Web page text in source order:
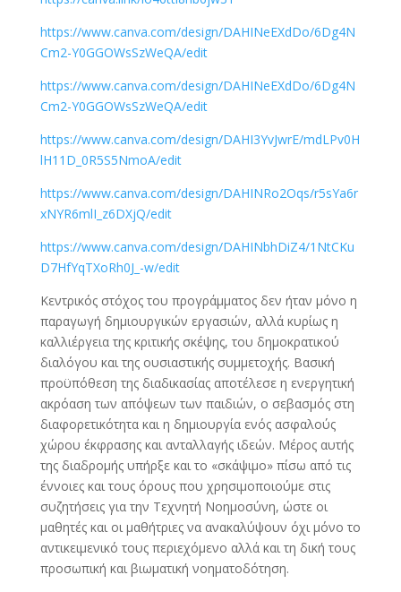
https://www.canva.com/design/DAHINeEXdDo/6Dg4N
Cm2-Y0GGOWsSzWeQA/edit
https://www.canva.com/design/DAHINeEXdDo/6Dg4N
Cm2-Y0GGOWsSzWeQA/edit
https://www.canva.com/design/DAHI3YvJwrE/mdLPv0H
lH11D_0R5S5NmoA/edit
https://www.canva.com/design/DAHINRo2Oqs/r5sYa6r
xNYR6mlI_z6DXjQ/edit
https://www.canva.com/design/DAHINbhDiZ4/1NtCKu
D7HfYqTXoRh0J_-w/edit
Κεντρικός στόχος του προγράμματος δεν ήταν μόνο η
παραγωγή δημιουργικών εργασιών, αλλά κυρίως η
καλλιέργεια της κριτικής σκέψης, του δημοκρατικού
διαλόγου και της ουσιαστικής συμμετοχής. Βασική
προϋπόθεση της διαδικασίας αποτέλεσε η ενεργητική
ακρόαση των απόψεων των παιδιών, ο σεβασμός στη
διαφορετικότητα και η δημιουργία ενός ασφαλούς
χώρου έκφρασης και ανταλλαγής ιδεών. Μέρος αυτής
της διαδρομής υπήρξε και το «σκάψιμο» πίσω από τις
έννοιες και τους όρους που χρησιμοποιούμε στις
συζητήσεις για την Τεχνητή Νοημοσύνη, ώστε οι
μαθητές και οι μαθήτριες να ανακαλύψουν όχι μόνο το
αντικειμενικό τους περιεχόμενο αλλά και τη δική τους
προσωπική και βιωματική νοηματοδότηση.